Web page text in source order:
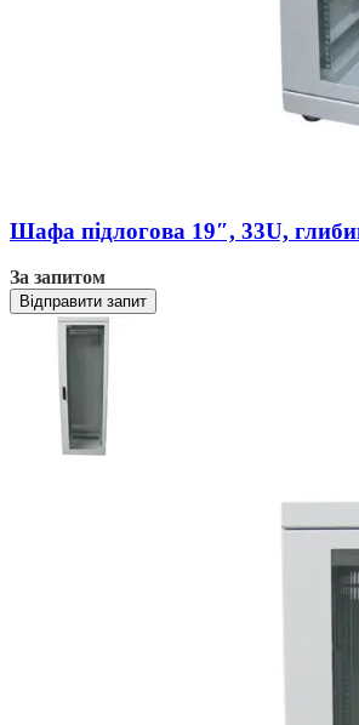
Шафа підлогова 19″, 33U,
За запитом
Відправити запит